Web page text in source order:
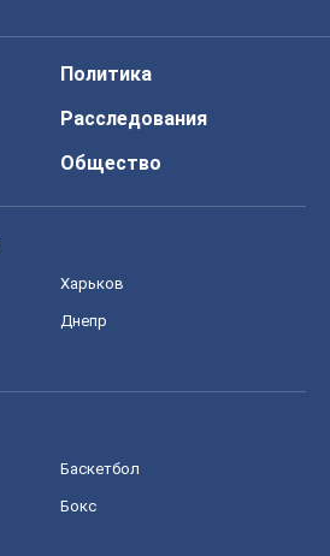
Политика
Расследования
Общество
Харьков
Днепр
Баскетбол
Бокс